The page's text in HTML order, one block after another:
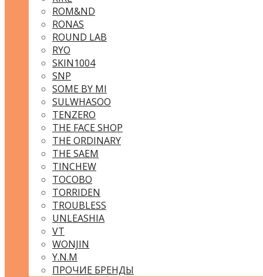
ROM&ND
RONAS
ROUND LAB
RYO
SKIN1004
SNP
SOME BY MI
SULWHASOO
TENZERO
THE FACE SHOP
THE ORDINARY
THE SAEM
TINCHEW
TOCOBO
TORRIDEN
TROUBLESS
UNLEASHIA
VT
WONJIN
Y.N.M
ПРОЧИЕ БРЕНДЫ